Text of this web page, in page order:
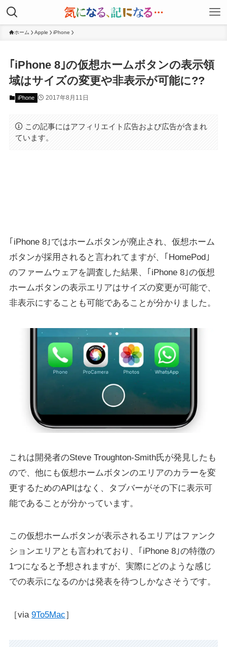
ホーム Apple iPhone
｢iPhone 8｣の仮想ホームボタンの表示領
域はサイズの変更や非表示が可能に??
iPhone 2017年8月11日
この記事にはアフィリエイト広告および広告が含まれ
ています。
｢iPhone 8｣ではホームボタンが廃止され、仮想ホーム
ボタンが採用されると言われてますが、｢HomePod｣
のファームウェアを調査した結果、｢iPhone 8｣の仮想
ホームボタンの表示エリアはサイズの変更が可能で、
非表示にすることも可能であることが分かりました。
これは開発者のSteve Troughton-Smith氏が発見したも
ので、他にも仮想ホームボタンのエリアのカラーを変
更するためのAPIはなく、タブバーがその下に表示可
能であることが分かっています。
この仮想ホームボタンが表示されるエリアはファンク
ションエリアとも言われており、｢iPhone 8｣の特徴の
1つになると予想されますが、実際にどのような感じ
での表示になるのかは発表を待つしかなさそうです。
［via 9To5Mac］